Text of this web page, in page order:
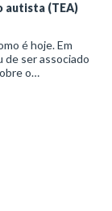
autista (TEA)
é hoje. Em
ser associado
o